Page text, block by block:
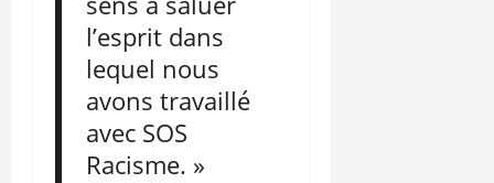
l’esprit dans
lequel nous
avons travaillé
avec SOS
Racisme. »